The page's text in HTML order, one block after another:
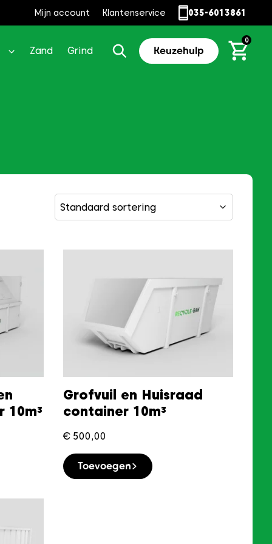
Zand Grind Keuzehulp
0
Mijn account Klantenservice 035-6013861
10m³
Grofvuil en Huisraad
container 10m³
€ 500,00
Toevoegen